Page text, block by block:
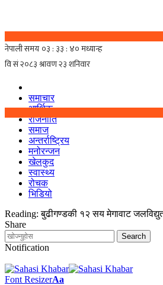
समाचार
आर्थिक
राजनीति
समाज
अन्तर्राष्ट्रिय
मनोरन्जन
खेलकुद
स्वास्थ्य
रोचक
भिडियो
Reading: बुढीगण्डकी १२ सय मेगावाट जलविद्युत्
Share
Notification
Font ResizerAa